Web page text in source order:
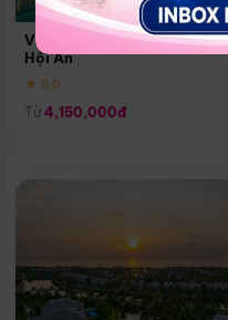
Vinpearl Resort & Golf Nam
Hội An
★ 5.0
Từ 4,150,000đ